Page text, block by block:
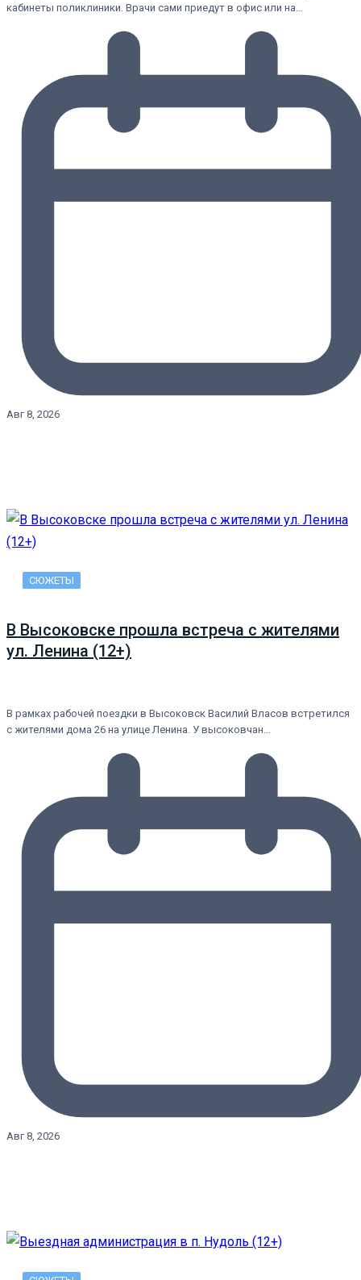
кабинеты поликлиники. Врачи сами приедут в офис или на…
Авг 8, 2026
СЮЖЕТЫ
В Высоковске прошла встреча с жителями
ул. Ленина (12+)
В рамках рабочей поездки в Высоковск Василий Власов встретился
с жителями дома 26 на улице Ленина. У высоковчан…
Авг 8, 2026